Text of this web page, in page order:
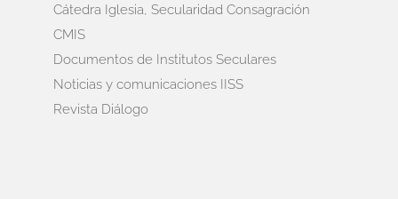
Cátedra Iglesia, Secularidad Consagración
CMIS
Documentos de Institutos Seculares
Noticias y comunicaciones IISS
Revista Diálogo